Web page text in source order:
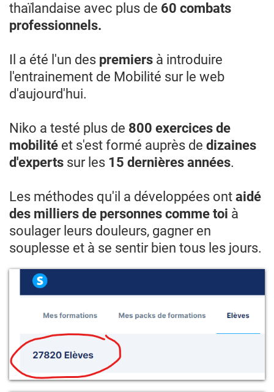
thaïlandaise avec plus de 60 combats
professionnels.
Il a été l'un des premiers à introduire
l'entrainement de Mobilité sur le web
d'aujourd'hui.
Niko a testé plus de 800 exercices de
mobilité et s'est formé auprès de dizaines
d'experts sur les 15 dernières années.
Les méthodes qu'il a développées ont aidé
des milliers de personnes comme toi à
soulager leurs douleurs, gagner en
souplesse et à se sentir bien tous les jours.